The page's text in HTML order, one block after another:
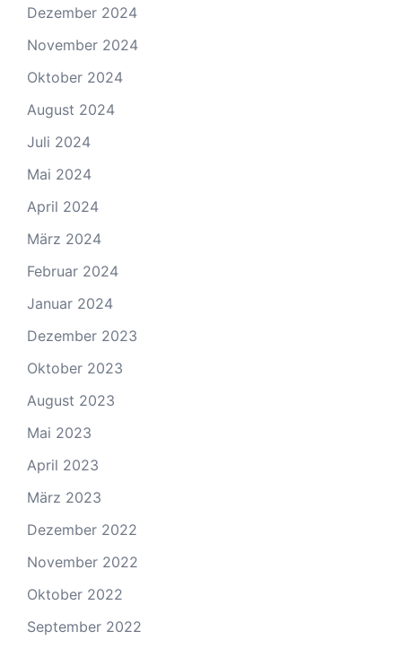
Dezember 2024
November 2024
Oktober 2024
August 2024
Juli 2024
Mai 2024
April 2024
März 2024
Februar 2024
Januar 2024
Dezember 2023
Oktober 2023
August 2023
Mai 2023
April 2023
März 2023
Dezember 2022
November 2022
Oktober 2022
September 2022